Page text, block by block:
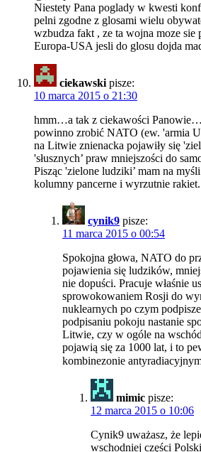
Niestety Pana poglady w kwesti
pelni zgodne z glosami wielu
wzbudza fakt , ze ta wojna moze
Europa-USA jesli do glosu dojda
ciekawski pisze:
10 marca 2015 o 21:30
hmm…a tak z ciekawości Panowie…
powinno zrobić NATO (ew. 'armia
na Litwie znienacka pojawiły się
'słusznych’ praw mniejszości do
Pisząc 'zielone ludziki’ mam na
kolumny pancerne i wyrzutnie rakiet.
cynik9 pisze:
11 marca 2015 o 00:54
Spokojna głowa, NATO do
pojawienia się ludzików,
nie dopuści. Pracuje właśnie
sprowokowaniem Rosji do
nuklearnych po czym
podpisaniu pokoju nastanie
Litwie, czy w ogóle na
pojawią się za 1000 lat, i to
kombinezonie
mimic pisze:
12 marca 2015 o 10:06
Cynik9 uważasz, że
wschodniej części